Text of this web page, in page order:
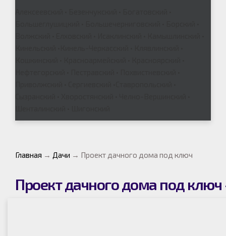
Главная → Дачи → Проект дачного дома под ключ
Проект дачного дома под